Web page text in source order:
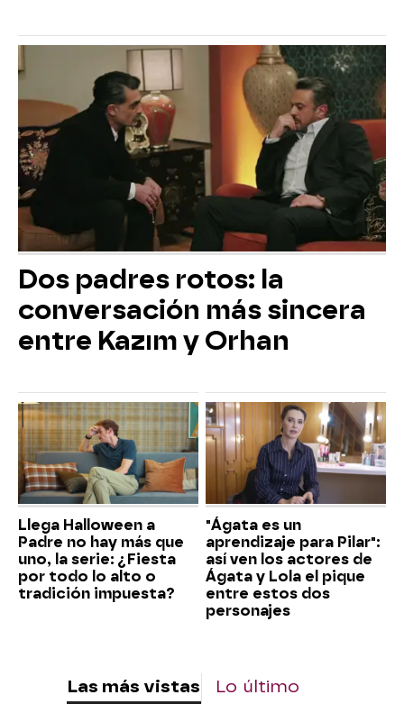
Dos padres rotos: la
conversación más sincera
entre Kazım y Orhan
Llega Halloween a
Padre no hay más que
uno, la serie: ¿Fiesta
por todo lo alto o
tradición impuesta?
"Ágata es un
aprendizaje para Pilar":
así ven los actores de
Ágata y Lola el pique
entre estos dos
personajes
Las más vistas Lo último